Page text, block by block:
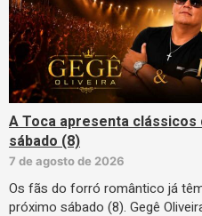
A Toca apresenta
sábado (8)
7 de agosto de 2026
Os fãs do forró romântico já
próximo sábado (8). Gegê